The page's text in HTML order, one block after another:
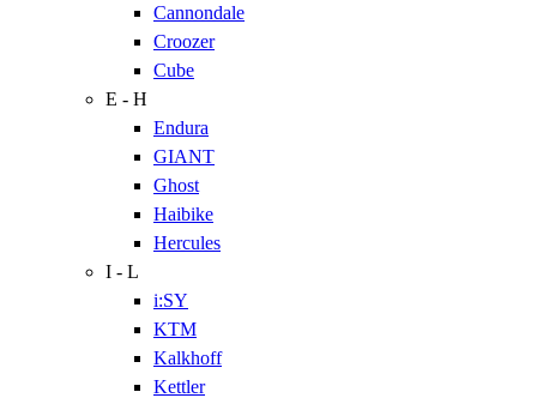
Cannondale
Croozer
Cube
E - H
Endura
GIANT
Ghost
Haibike
Hercules
I - L
i:SY
KTM
Kalkhoff
Kettler